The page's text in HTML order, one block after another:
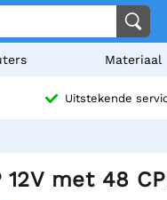
Materiaal
Uitstekende
met 48